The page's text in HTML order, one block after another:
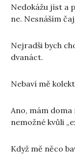
Nedokážu jíst a
ne. Nesnáším
Nejradši bych
dvanáct.
Nebaví mě
Ano, mám
nemožné kvůli
Když mě něco